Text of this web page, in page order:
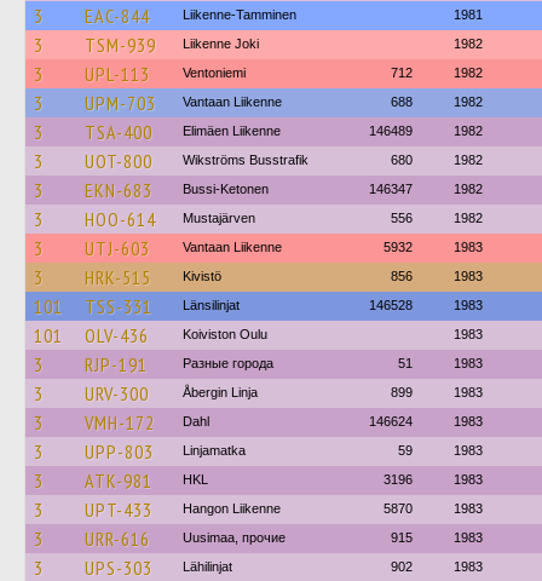
3 EAC-844 Liikenne-Tamminen 1981
3 TSM-939 Liikenne Joki 1982
3 UPL-113 Ventoniemi 712 1982
3 UPM-703 Vantaan Liikenne 688 1982
3 TSA-400 Elimäen Liikenne 146489 1982
3 UOT-800 Wikströms Busstrafik 680 1982
3 EKN-683 Bussi-Ketonen 146347 1982
3 HOO-614 Mustajärven 556 1982
3 UTJ-603 Vantaan Liikenne 5932 1983
3 HRK-515 Kivistö 856 1983
101 TSS-331 Länsilinjat 146528 1983
101 OLV-436 Koiviston Oulu 1983
3 RJP-191 Разные города 51 1983
3 URV-300 Åbergin Linja 899 1983
3 VMH-172 Dahl 146624 1983
3 UPP-803 Linjamatka 59 1983
3 ATK-981 HKL 3196 1983
3 UPT-433 Hangon Liikenne 5870 1983
3 URR-616 Uusimaa, прочие 915 1983
3 UPS-303 Lähilinjat 902 1983